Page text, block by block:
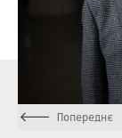
Попереднє